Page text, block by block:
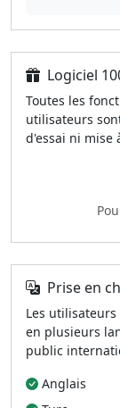
Logiciel
Toutes les
utilisateurs
d'essai ni mise
Prise en
Les
en plusieurs
public
Anglais